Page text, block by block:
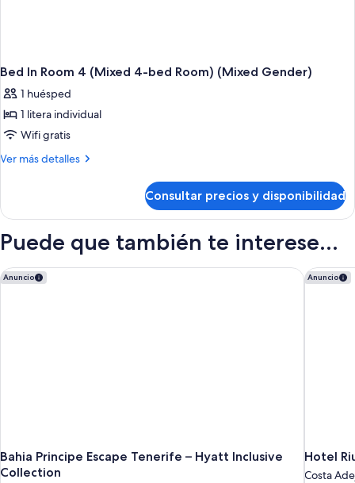
Bed In Room 4 (Mixed 4-bed Room) (Mixed Gender)
1 huésped
1 litera individual
Wifi gratis
Ver más detalles
Más
In
4
4-
bed
Consultar precios y disponibilidad
Puede que también te interese...
Anuncio
Bahia Principe Escape Tenerife – Hyatt Inclusive
Collection
Bahia Principe Escape Tenerife – Hyatt Inclusive Collection
Anuncio
Hotel
Costa
Hotel